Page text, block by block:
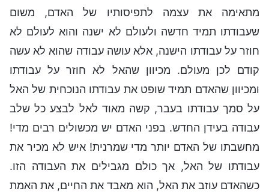
מתאימה את עצמה לתפיסותיו של האדם, משום
שעבודתו תמיד חדשה ולעולם לא ישנה והוא לעולם לא
חוזר על עבודתו הישנה, אלא עושה עבודה שהוא לא עשה
קודם לכן מעולם. מכיוון שהאל לא חוזר על עבודתו
ומכיוון שהאדם תמיד שופט את עבודתו הנוכחית של האל
על סמך עבודתו בעבר, קשה מאוד לאל לבצע כל שלב
עבודה בעידן החדש. בפני האדם יש מכשולים רבים מדי!
מחשבתו של האדם יותר מדי שמרנית! איש לא מכיר את
עבודתו של האל, אך כולם מגבילים את העבודה הזו.
כשהאדם עוזב את האל, הוא מאבד את החיים, את האמת